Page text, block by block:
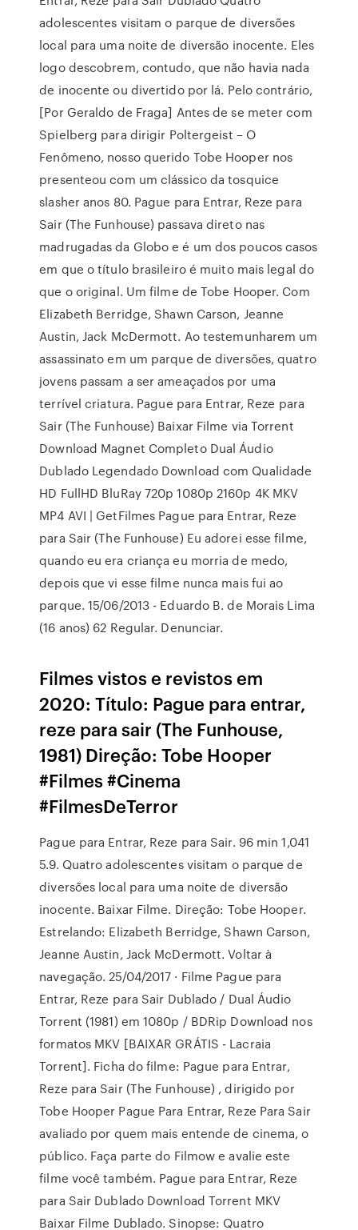
adolescentes visitam o parque de diversões
local para uma noite de diversão inocente. Eles
logo descobrem, contudo, que não havia nada
de inocente ou divertido por lá. Pelo contrário,
[Por Geraldo de Fraga] Antes de se meter com
Spielberg para dirigir Poltergeist – O
Fenômeno, nosso querido Tobe Hooper nos
presenteou com um clássico da tosquice
slasher anos 80. Pague para Entrar, Reze para
Sair (The Funhouse) passava direto nas
madrugadas da Globo e é um dos poucos casos
em que o título brasileiro é muito mais legal do
que o original. Um filme de Tobe Hooper. Com
Elizabeth Berridge, Shawn Carson, Jeanne
Austin, Jack McDermott. Ao testemunharem um
assassinato em um parque de diversões, quatro
jovens passam a ser ameaçados por uma
terrível criatura. Pague para Entrar, Reze para
Sair (The Funhouse) Baixar Filme via Torrent
Download Magnet Completo Dual Áudio
Dublado Legendado Download com Qualidade
HD FullHD BluRay 720p 1080p 2160p 4K MKV
MP4 AVI | GetFilmes Pague para Entrar, Reze
para Sair (The Funhouse) Eu adorei esse filme,
quando eu era criança eu morria de medo,
depois que vi esse filme nunca mais fui ao
parque. 15/06/2013 - Eduardo B. de Morais Lima
(16 anos) 62 Regular. Denunciar.
Filmes vistos e revistos em
2020: Título: Pague para entrar,
reze para sair (The Funhouse,
1981) Direção: Tobe Hooper
#Filmes #Cinema
#FilmesDeTerror
Pague para Entrar, Reze para Sair. 96 min 1,041
5.9. Quatro adolescentes visitam o parque de
diversões local para uma noite de diversão
inocente. Baixar Filme. Direção: Tobe Hooper.
Estrelando: Elizabeth Berridge, Shawn Carson,
Jeanne Austin, Jack McDermott. Voltar à
navegação. 25/04/2017 · Filme Pague para
Entrar, Reze para Sair Dublado / Dual Áudio
Torrent (1981) em 1080p / BDRip Download nos
formatos MKV [BAIXAR GRÁTIS - Lacraia
Torrent]. Ficha do filme: Pague para Entrar,
Reze para Sair (The Funhouse) , dirigido por
Tobe Hooper Pague Para Entrar, Reze Para Sair
avaliado por quem mais entende de cinema, o
público. Faça parte do Filmow e avalie este
filme você também. Pague para Entrar, Reze
para Sair Dublado Download Torrent MKV
Baixar Filme Dublado. Sinopse: Quatro